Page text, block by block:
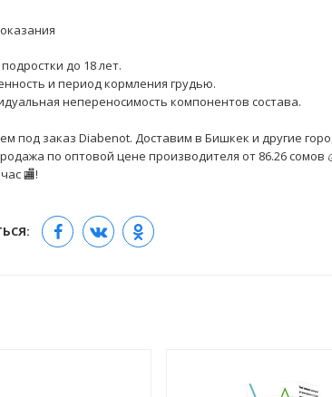
до 18 лет.
и период кормления грудью.
непереносимость компонентов состава.
под заказ Diabenot. Доставим в Бишкек и другие
по оптовой цене производителя от 86.26 сомов
🏬!